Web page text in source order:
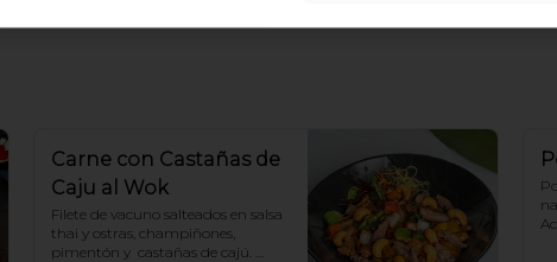
Carne con Castañas de
Caju al Wok
Filete de vacuno salteados en salsa
thai y ostras, champiñones,
pimentón y  castañas de cajú.